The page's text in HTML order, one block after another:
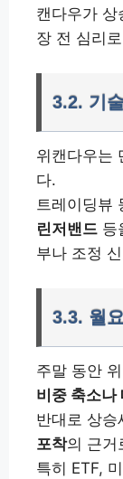
캔다우가 상
장 전 심리
3.2. 기
위캔다우는
다.
트레이딩뷰
린저밴드 등
부나 조정
3.3. 월
주말 동안
비중 축소나
반대로 상승
포착의 근거
특히 ETF,